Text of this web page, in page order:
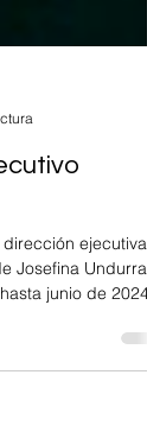
Josefina
junio de 2024